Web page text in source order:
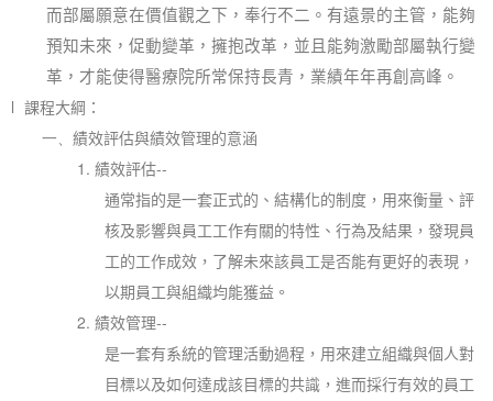
而部屬願意在價值觀之下，奉行不二。有遠景的主管，能夠
預知未來，促動變革，擁抱改革，並且能夠激勵部屬執行變
革，才能使得醫療院所常保持長青，業績年年再創高峰。
l 課程大綱：
一、績效評估與績效管理的意涵
1.績效評估--
通常指的是一套正式的、結構化的制度，用來衡量、評
核及影響與員工工作有關的特性、行為及結果，發現員
工的工作成效，了解未來該員工是否能有更好的表現，
以期員工與組織均能獲益。
2.績效管理--
是一套有系統的管理活動過程，用來建立組織與個人對
目標以及如何達成該目標的共識，進而採行有效的員工